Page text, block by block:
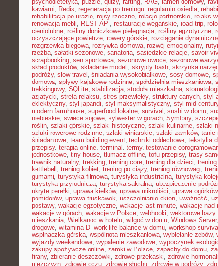
psychodietetyka, puzzle, quizy, rafting, RAG, ramen domowy,
kawiarni, Redis, regeneracja po treningu, regulamin osiedla,
rehabilitacja po urazie, rejsy rzeczne, relacje partnerskie, relaks
renowacja mebli, REST API , restauracje wegańskie, road trip,
cieniolubne, rośliny doniczkowe pielęgnacja, rośliny egzotyczne,
oczyszczające powietrze, rowery górskie, rozciąganie
rozgrzewka biegowa, rozrywka domowa, rozwój emocjonalny,
rzeźba, sałatki sezonowe, sanatoria, sąsiedzkie relacje, savoir-
scrapbooking, sen sportowca, sezonowe owoce, sezonowe
skład produktów, składanie modeli, skrypty bash, skrzynka
podróży, slow travel , śniadania wysokobiałkowe, sosy domowe,
domowa, spływy kajakowe rodzinne, spółdzielnia mieszkaniowa,
trekkingowy, SQLite, stabilizacja, stodoła mieszkalna,
azjatycki, strefa relaksu, stres przewlekły, struktury danych, styl
eklektyczny, styl japandi, styl maksymalistyczny, styl mid-century
modern farmhouse, superfood lokalne, survival , sushi w domu,
niebieskie, świece sojowe, sylwester w górach, Symfony,
roślin, szlaki górskie, szlaki historyczne, szlaki kulinarne, szlaki
szlaki rowerowe rodzinne, szlaki winiarskie, szlaki zamków, tanie
śniadaniowe, team building event, techniki oddechowe, tekstylia
przepisy, terapia online, terminal , termy, testowanie
jednostkowe, tiny house, tłumacz offline, tofu przepisy, trasy
trawnik naturalny, trekking, trening core, trening dla dzieci,
kettlebell , trening kobiet, trening po ciąży, trening równowagi,
gumami, turystyka filmowa, turystyka industrialna, turystyka
turystyka przyrodnicza, turystyka sakralna, ubezpieczenie
ukryte perełki, uprawa kiełków, uprawa mikroliści, uprawa ogórków
pomidorów, uprawa truskawek, uszczelnianie okien, uważność,
postawy, wakacje egzotyczne, wakacje last minute, wakacje nad
wakacje w górach, wakacje w Polsce, webhooki, wektorowe bazy
mieszkania, Wielkanoc w hotelu, wilgoć w domu, Windows Server
drogowe, witamina D, work-life balance w domu, workshop
wspinaczka górska, wspólnota mieszkaniowa, wybielanie zębów,
wyjazdy weekendowe, wypalenie zawodowe, wypoczynek
zakupy spożywcze online, zamki w Polsce, zapachy do domu,
firany, zbieranie deszczówki, zdrowe przekąski, zdrowie
mężczyzn, zdrowie oczu, zdrowie słuchu, zdrowie w podróży,